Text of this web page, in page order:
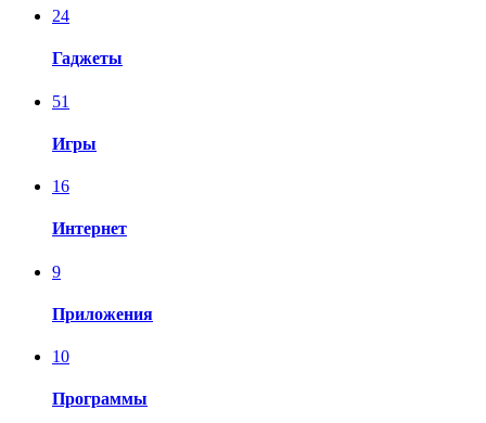
24
Гаджеты
51
Игры
16
Интернет
9
Приложения
10
Программы